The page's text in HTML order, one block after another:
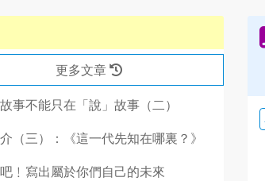
更多文章
事不能只在「說」故事（二）
（三）：《這一代先知在哪裏？》
﹗寫出屬於你們自己的未來